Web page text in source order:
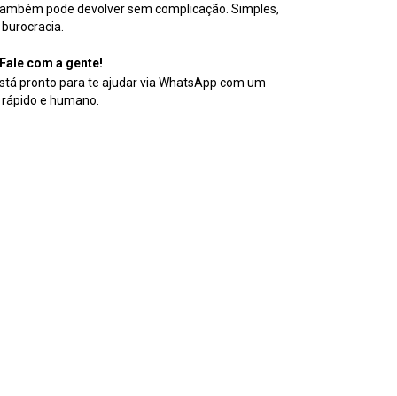
pode devolver sem complicação. Simples,
com a gente!
pronto para te ajudar via WhatsApp com um
e humano.